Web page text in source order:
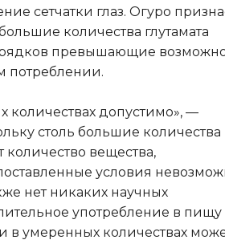
сетчатки глаз. Огуро
количества глутамата
превышающие
потреблении.
количествах допустимо», —
столь большие количества
вещества,
условия
нет никаких научных
употребление в пищу
в умеренных количествах